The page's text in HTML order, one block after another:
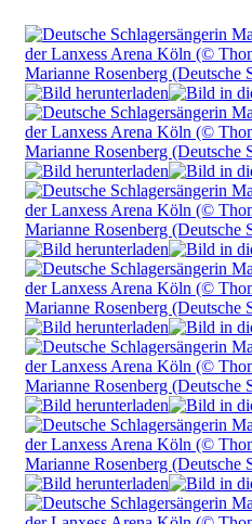
Marianne Rosenberg (Deutsche
Marianne Rosenberg (Deutsche
Marianne Rosenberg (Deutsche
Marianne Rosenberg (Deutsche
Marianne Rosenberg (Deutsche
Marianne Rosenberg (Deutsche